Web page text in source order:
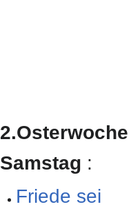
2.Osterwoche
Samstag :
Friede sei